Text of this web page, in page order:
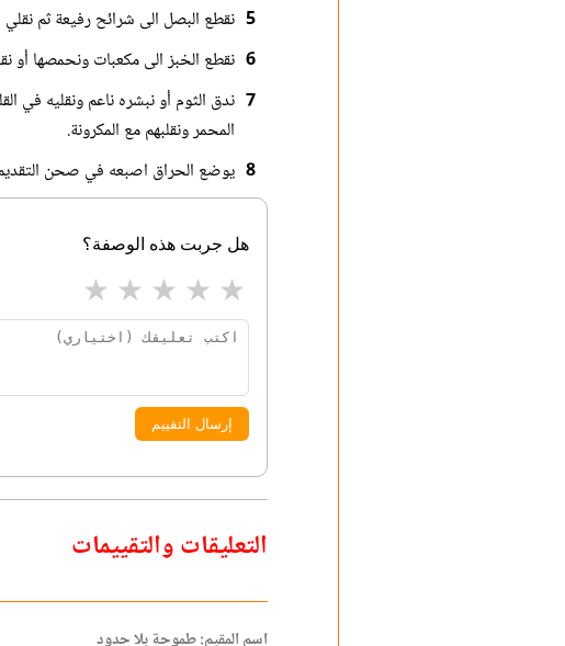
5 نقطع البصل الى شرائح رفيعة ثم
6 نقطع الخبز الى مكعبات ونحمصها أو
7
المحمر ونقلبهم مع المكرونة.
8 يوضع الحراق اصبعه في صحن التقديم
هل جربت هذه الوصفة؟
★ ★ ★ ★ ★
إرسال التقييم
التعليقات والتقييمات
اسم المقيم: طموحة بلا حدود